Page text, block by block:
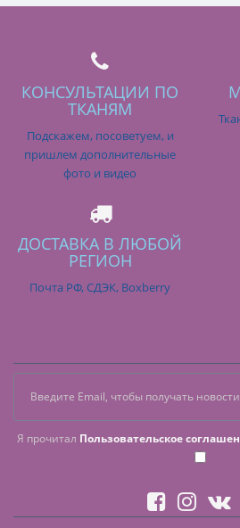
КОНСУЛЬТАЦИИ ПО
ТКАНЯМ
Подскажем, посоветуем, и
пришлем дополнительные
фото и видео
ДОСТАВКА В ЛЮБОЙ
РЕГИОН
Почта РФ, СДЭК, Boxberry
Я прочитал Пользовательское